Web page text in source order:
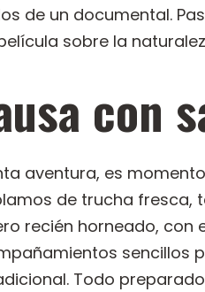
de un documental.
sobre la
con
aventura, es
de trucha
recién horneado,
sencillos
Todo